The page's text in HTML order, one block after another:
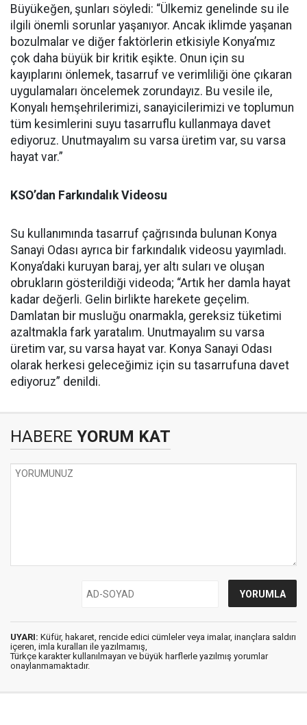
Büyükeğen, şunları söyledi: “Ülkemiz genelinde su ile
ilgili önemli sorunlar yaşanıyor. Ancak iklimde yaşanan
bozulmalar ve diğer faktörlerin etkisiyle Konya’mız
çok daha büyük bir kritik eşikte. Onun için su
kayıplarını önlemek, tasarruf ve verimliliği öne çıkaran
uygulamaları öncelemek zorundayız. Bu vesile ile,
Konyalı hemşehrilerimizi, sanayicilerimizi ve toplumun
tüm kesimlerini suyu tasarruflu kullanmaya davet
ediyoruz. Unutmayalım su varsa üretim var, su varsa
hayat var.”
KSO’dan Farkındalık Videosu
Su kullanımında tasarruf çağrısında bulunan Konya
Sanayi Odası ayrıca bir farkındalık videosu yayımladı.
Konya’daki kuruyan baraj, yer altı suları ve oluşan
obrukların gösterildiği videoda; “Artık her damla hayat
kadar değerli. Gelin birlikte harekete geçelim.
Damlatan bir musluğu onarmakla, gereksiz tüketimi
azaltmakla fark yaratalım. Unutmayalım su varsa
üretim var, su varsa hayat var. Konya Sanayi Odası
olarak herkesi geleceğimiz için su tasarrufuna davet
ediyoruz” denildi.
HABERE YORUM KAT
UYARI: Küfür, hakaret, rencide edici cümleler veya imalar, inançlara saldırı
içeren, imla kuralları ile yazılmamış,
Türkçe karakter kullanılmayan ve büyük harflerle yazılmış yorumlar
onaylanmamaktadır.